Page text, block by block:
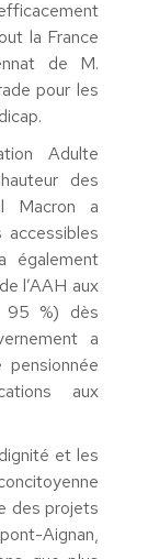
la France
de M.
pour les
Adulte
des
Macron a
également
l’AAH aux
95 %) dès
a
aux
et les
des projets
Aignan,